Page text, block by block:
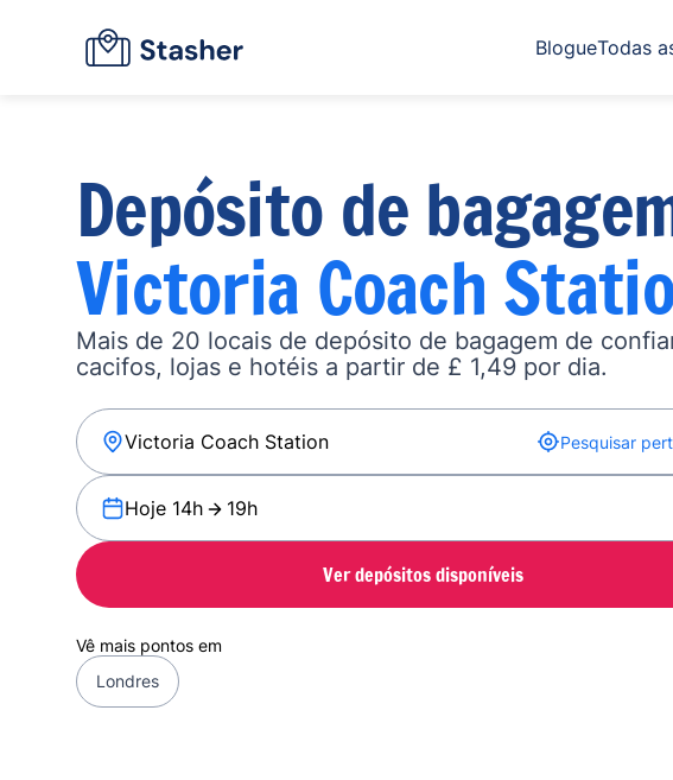
BlogueTodas
Depósito de
Victoria Coach
Mais de 20 locais de depósito de bagagem de
cacifos, lojas e hotéis a partir de £ 1,49 por dia.
Pesquisar
Hoje 14h 19h
Ver depósitos disponíveis
Vê mais pontos em
Londres